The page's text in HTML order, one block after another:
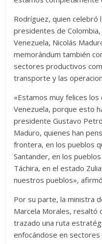
Rodríguez, quien celebró
presidentes de
Venezuela, Nicolás
memorándum también
sectores productivos
transporte y las
«Estamos muy felices
Venezuela, porque esto
presidente Gustavo
Maduro, quienes han
frontera, en los pueblos
Santander, en los
Táchira, en el estado
nuestros pueblos»,
Por su parte, la ministra
Marcela Morales, resaltó
trazado una ruta
enfocándose en